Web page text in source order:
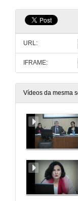
URL:
IFRAME:
Vídeos da mesma